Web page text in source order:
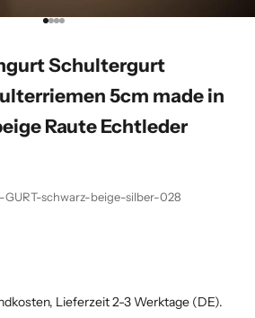
Gehe zu Element 1
Gehe zu Element 2
Gehe zu Element 3
Gehe zu Element 4
Schultergurt
5cm made in
Raute Echtleder
schwarz-beige-silber-028
, Lieferzeit 2-3 Werktage (DE).